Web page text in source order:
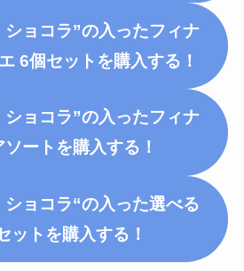
ショコラ”の入ったフィナ
6個セットを購入する！
ショコラ”の入ったフィナ
ソートを購入する！
ショコラ“の入った選べる
ットを購入する！